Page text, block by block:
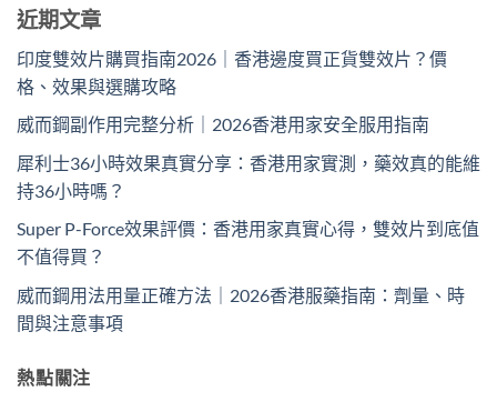
近期文章
印度雙效片購買指南2026｜香港邊度買正貨雙效片？價
格、效果與選購攻略
威而鋼副作用完整分析｜2026香港用家安全服用指南
犀利士36小時效果真實分享：香港用家實測，藥效真的能維
持36小時嗎？
Super P-Force效果評價：香港用家真實心得，雙效片到底值
不值得買？
威而鋼用法用量正確方法｜2026香港服藥指南：劑量、時
間與注意事項
熱點關注